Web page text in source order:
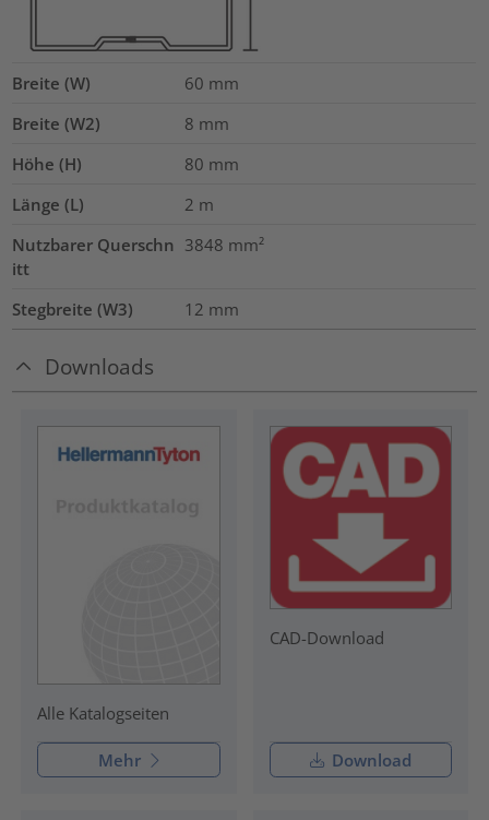
Breite (W) 60 mm
Breite (W2)
8 mm
Höhe (H)
80 mm
Länge (L)
2 m
Nutzbarer Querschn
itt
3848 mm²
Stegbreite (W3) 12 mm
Downloads
Alle Katalogseiten
Mehr
CAD-Download
Download